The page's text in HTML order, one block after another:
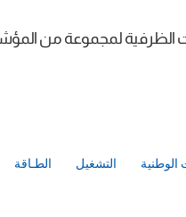
لمجموعة من
الوطنية التشغيل الطـاقة